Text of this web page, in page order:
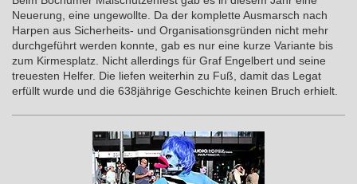
Neuerung, eine ungewollte. Da der komplette Ausmarsch nach
Harpen aus Sicherheits- und Organisationsgründen nicht mehr
durchgeführt werden konnte, gab es nur eine kurze Variante bis
zum Kirmesplatz. Nicht allerdings für Graf Engelbert und seine
treuesten Helfer. Die liefen weiterhin zu Fuß, damit das Legat
erfüllt wurde und die 638jährige Geschichte keinen Bruch erhielt.